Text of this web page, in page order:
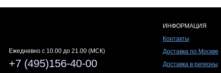
Ежедневно c 10.00 до 21.00 (МСК)
+7 (495)156-40-00
ИНФОРМАЦИЯ
Контакты
Доставка по Москве
Доставка в регионы